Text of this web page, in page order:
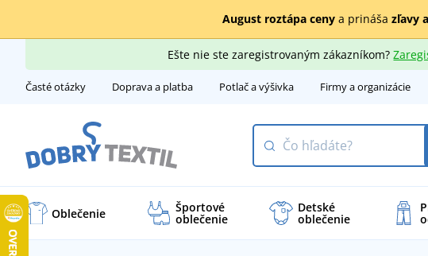
August roztápa cenya prináša zľavy
Ešte nie ste zaregistrovaným zákazníkom?
Časté otázky Doprava a platba Potlač a výšivka Firmy a organizácie
Oblečenie Športové
oblečenie
Detské
oblečenie